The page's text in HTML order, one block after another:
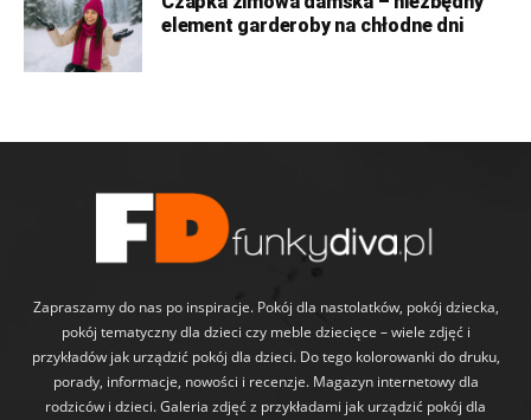
element garderoby na chłodne dni
Zapraszamy do nas po inspiracje. Pokój dla nastolatków, pokój dziecka,
pokój tematyczny dla dzieci czy meble dziecięce – wiele zdjęć i
przykładów jak urządzić pokój dla dzieci. Do tego kolorowanki do druku,
porady, informacje, nowości i recenzje. Magazyn internetowy dla
rodziców i dzieci. Galeria zdjęć z przykładami jak urządzić pokój dla